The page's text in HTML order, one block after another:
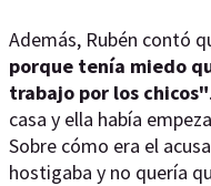
Además, Rubén contó
porque tenía miedo
trabajo por los chicos"
casa y ella había
Sobre cómo era el
hostigaba y no quería